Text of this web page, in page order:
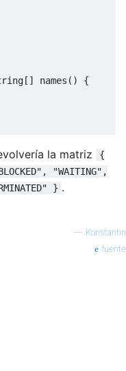
[] names ()
{
la matriz
{
"WAITING",
} .
— Konstantin
fuente